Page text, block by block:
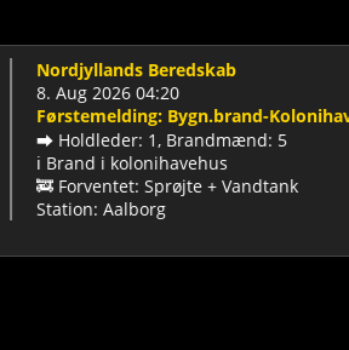
Nordjyllands Beredskab
8. Aug 2026 04:20
Førstemelding: Bygn.brand-Kolonihavehus
➡️ Holdleder: 1, Brandmænd: 5
ℹ️ Brand i kolonihavehus
🚒 Forventet: Sprøjte + Vandtank
Station: Aalborg